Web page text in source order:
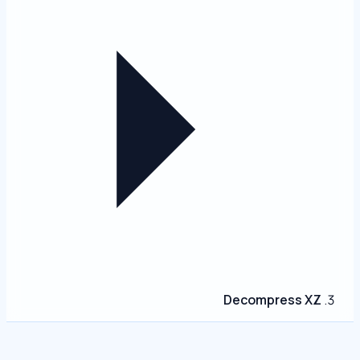
Decompress XZ